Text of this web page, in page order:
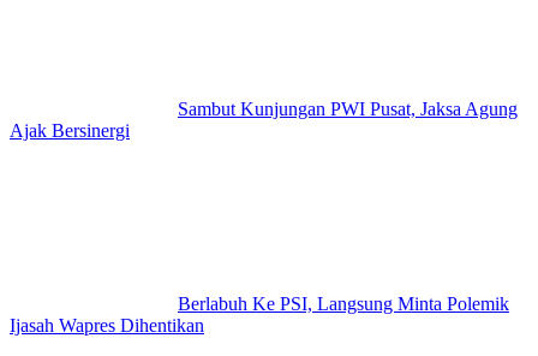
Sambut Kunjungan PWI Pusat, Jaksa Agung
Ajak Bersinergi
Berlabuh Ke PSI, Langsung Minta Polemik
Ijasah Wapres Dihentikan